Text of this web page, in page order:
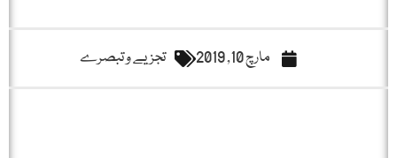
مارچ 10, 2019 تجزیے و تبصرے